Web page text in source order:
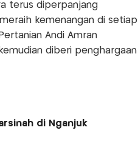
terus diperpanjang
kemenangan di setiap
Andi Amran
diberi penghargaan
di Nganjuk